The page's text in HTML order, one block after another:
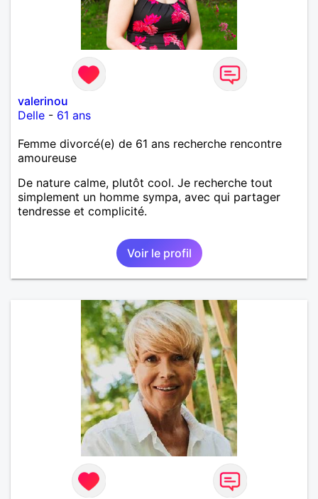
valerinou
Delle - 61 ans
Femme divorcé(e) de 61 ans recherche rencontre
amoureuse
De nature calme, plutôt cool. Je recherche tout
simplement un homme sympa, avec qui partager
tendresse et complicité.
Voir le profil